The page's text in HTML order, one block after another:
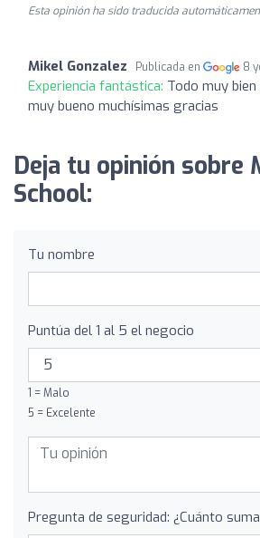
Esta opinión ha sido traducida
Mikel Gonzalez Publicada en 8
Experiencia fantástica: Todo muy
muy bueno muchísimas gracias
Deja tu opinión sobre
School:
Tu nombre
Puntúa del 1 al 5 el negocio
1 = Malo
5 = Excelente
Pregunta de seguridad: ¿Cuánto